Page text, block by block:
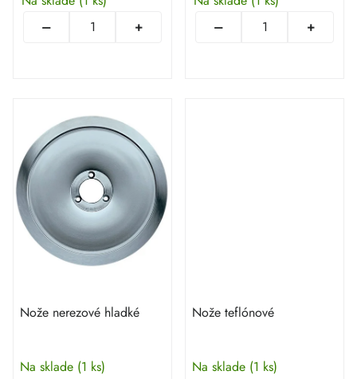
Nože nerezové hladké
Na sklade (1 ks)
Nože teflónové
Na sklade (1 ks)